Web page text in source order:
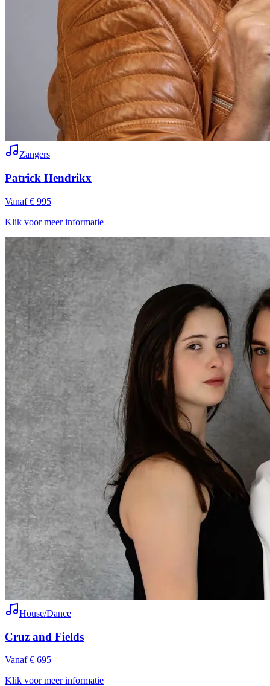
Zangers
Patrick Hendrikx
Vanaf € 995
Klik voor meer informatie
House/Dance
Cruz and Fields
Vanaf € 695
Klik voor meer informatie